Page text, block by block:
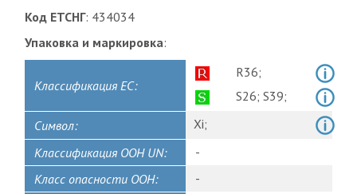
Код ЕТСНГ: 434034
Упаковка и маркировка:
Классификация ЕС:
R36;
S26; S39;
Символ:
Xi;
Классификация ООН UN:
-
Класс опасности ООН:
-